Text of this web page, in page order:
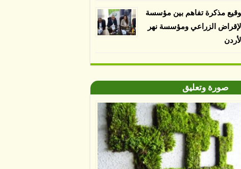
مذكرة تفاهم بين مؤسسة
الإقراض الزراعي ومؤسسة نهر
الأردن
صورة وتعليق